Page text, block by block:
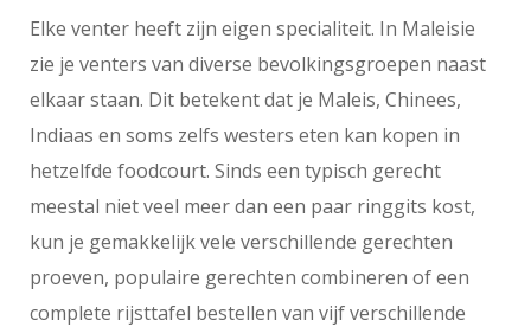
Elke venter heeft zijn eigen specialiteit. In Maleisie
zie je venters van diverse bevolkingsgroepen naast
elkaar staan. Dit betekent dat je Maleis, Chinees,
Indiaas en soms zelfs westers eten kan kopen in
hetzelfde foodcourt. Sinds een typisch gerecht
meestal niet veel meer dan een paar ringgits kost,
kun je gemakkelijk vele verschillende gerechten
proeven, populaire gerechten combineren of een
complete rijsttafel bestellen van vijf verschillende